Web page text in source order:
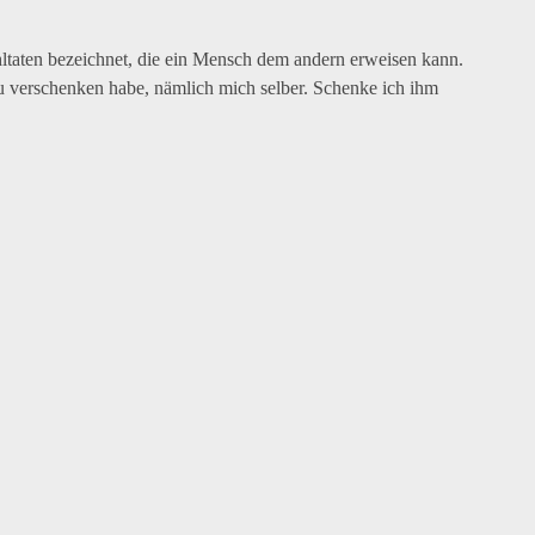
bezeichnet, die ein Mensch dem andern erweisen kann.
habe, nämlich mich selber. Schenke ich ihm